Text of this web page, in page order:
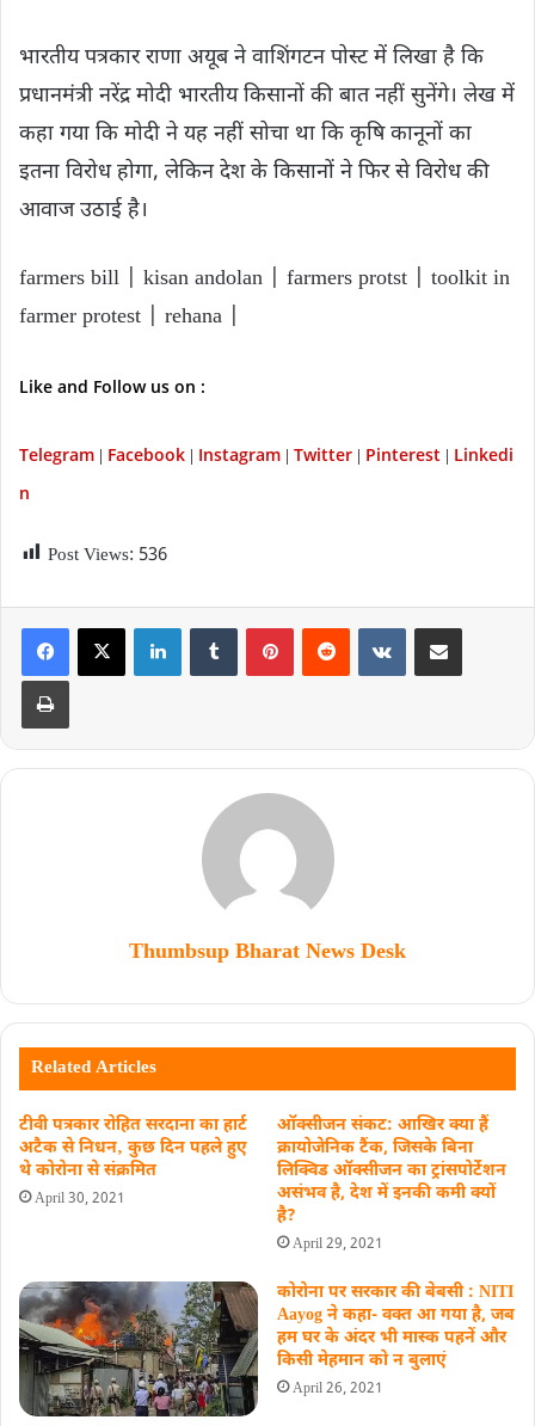
भारतीय पत्रकार राणा अयूब ने वाशिंगटन पोस्ट में लिखा है कि
प्रधानमंत्री नरेंद्र मोदी भारतीय किसानों की बात नहीं सुनेंगे। लेख में
कहा गया कि मोदी ने यह नहीं सोचा था कि कृषि कानूनों का
इतना विरोध होगा, लेकिन देश के किसानों ने फिर से विरोध की
आवाज उठाई है।
farmers bill | kisan andolan | farmers protst | toolkit in
farmer protest | rehana |
Like and Follow us on :
Telegram | Facebook | Instagram | Twitter | Pinterest | Linkedi
n
Post Views: 536
Thumbsup Bharat News Desk
Related Articles
टीवी पत्रकार रोहित सरदाना का हार्ट
अटैक से निधन‚ कुछ दिन पहले हुए
थे कोरोना से संक्रमित
April 30, 2021
ऑक्सीजन संकट: आखिर क्या हैं
क्रायोजेनिक टैंक, जिसके बिना
लिक्विड ऑक्सीजन का ट्रांसपोर्टेशन
असंभव है, देश में इनकी कमी क्यों
है?
April 29, 2021
कोरोना पर सरकार की बेबसी : NITI
Aayog ने कहा- वक्त आ गया है, जब
हम घर के अंदर भी मास्क पहनें और
किसी मेहमान को न बुलाएं
April 26, 2021